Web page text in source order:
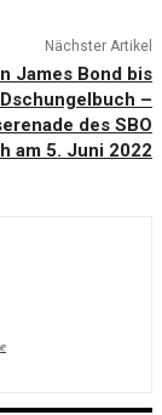
Nächster Artikel
James Bond bis
Dschungelbuch –
des SBO
am 5. Juni 2022